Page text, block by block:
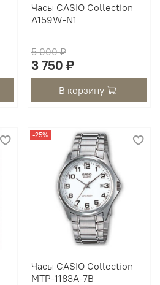
Часы CASIO Collection
A159W-N1
5 000 ₽
3 750 ₽
В корзину
-25%
Часы CASIO Collection
MTP-1183A-7B